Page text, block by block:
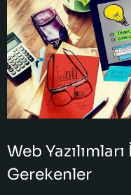
Web
Gerekenler